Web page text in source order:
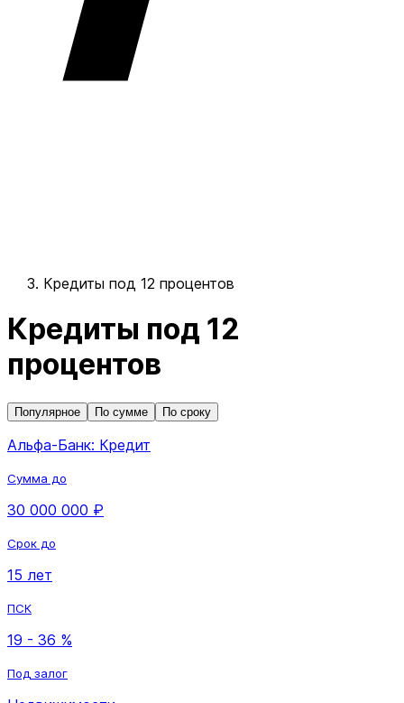
Кредиты под 12 процентов
Кредиты под 12
процентов
Популярное По сумме По сроку
Альфа-Банк: Кредит
Сумма до
30 000 000 ₽
Срок до
15 лет
ПСК
19 - 36 %
Под залог